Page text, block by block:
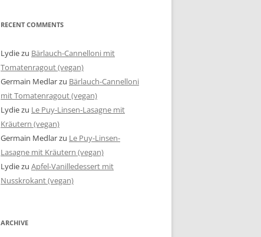
RECENT COMMENTS
Lydiezu Bärlauch-Cannelloni mit
Tomatenragout (vegan)
Germain Medlarzu Bärlauch-Cannelloni
mit Tomatenragout (vegan)
Lydiezu Le Puy-Linsen-Lasagne mit
Kräutern (vegan)
Germain Medlarzu Le Puy-Linsen-
Lasagne mit Kräutern (vegan)
Lydiezu Apfel-Vanilledessert mit
Nusskrokant (vegan)
ARCHIVE